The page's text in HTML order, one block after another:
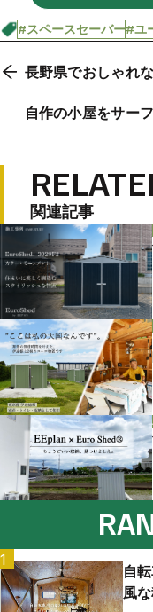
#スペースセーバー#ユ
長野県でおしゃれ
自作の小屋をサー
関連記事
1
自
風